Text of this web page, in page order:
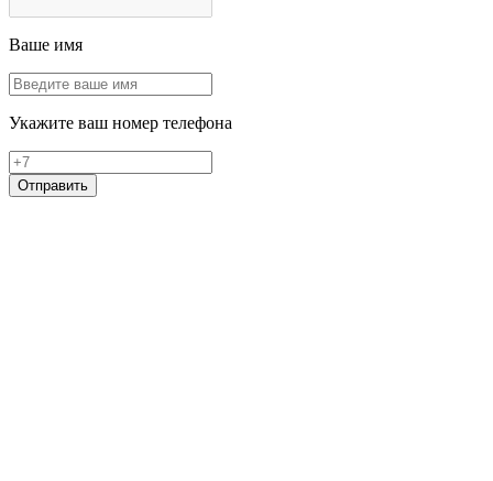
Ваше имя
Укажите ваш номер телефона
Отправить